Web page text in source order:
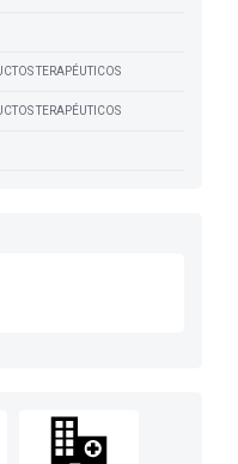
TERAPÉUTICOS
TERAPÉUTICOS